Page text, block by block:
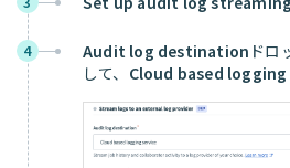
4 Audit log destination ドロ
して、 Cloud based